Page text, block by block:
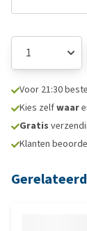
Voor 21:30
Kies zelfwaar
Gratis
Klanten